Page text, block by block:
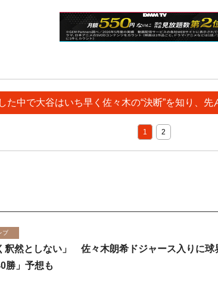
た中で大谷はいち早く佐々木の“決断”を知り、
1 2
ブ
釈然としない」 佐々木朗希ドジャース入りに
勝」予想も